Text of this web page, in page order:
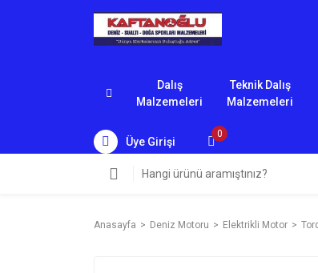
Dalış
Malzemeleri
Teknik Dalış
Malzemeleri
Üye Girişi
0
Anasayfa Deniz Motoru Elektrikli Motor